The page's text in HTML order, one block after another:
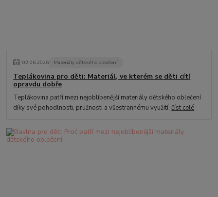
02.06.2026 Materiály dětského oblečení
Teplákovina pro děti: Materiál, ve kterém se děti cítí
opravdu dobře
Teplákovina patří mezi nejoblíbenější materiály dětského oblečení
díky své pohodlnosti, pružnosti a všestrannému využití.číst celé